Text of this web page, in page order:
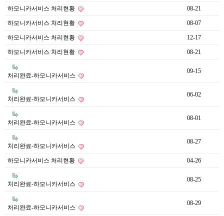
하모니카서비스 처리현황 08-21
하모니카서비스 처리현황 08-07
하모니카서비스 처리현황 12-17
하모니카서비스 처리현황 08-21
처리완료-하모니카서비스
09-15
처리완료-하모니카서비스
06-02
처리완료-하모니카서비스
08-01
처리완료-하모니카서비스
08-27
하모니카서비스 처리현황 04-26
처리완료-하모니카서비스
08-25
처리완료-하모니카서비스
08-29